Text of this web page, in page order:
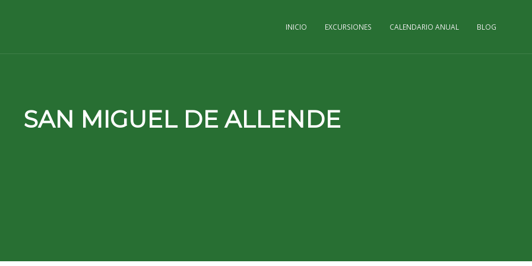
INICIO EXCURSIONES CALENDARIO ANUAL BLOG
SAN MIGUEL DE ALLENDE